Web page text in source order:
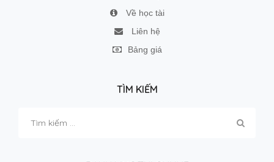
Về học tài
Liên hệ
Bảng giá
TÌM KIẾM
kiếm